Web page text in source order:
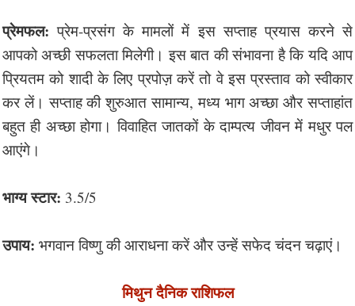
प्रेमफल:प्रेम-प्रसंग के मामलों में इस सप्ताह प्रयास करने से
आपको अच्छी सफलता मिलेगी। इस बात की संभावना है कि यदि आप
प्रियतम को शादी के लिए प्रपोज़ करें तो वे इस प्रस्ताव को स्वीकार
कर लें। सप्ताह की शुरुआत सामान्य, मध्य भाग अच्छा और सप्ताहांत
बहुत ही अच्छा होगा। विवाहित जातकों के दाम्पत्य जीवन में मधुर पल
आएंगे।
भाग्य स्टार: 3.5/5
उपाय: भगवान विष्णु की आराधना करें और उन्हें सफेद चंदन चढ़ाएं।
मिथुन दैनिक राशिफल